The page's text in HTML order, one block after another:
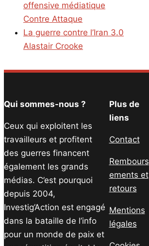
offensive médiatique
Contre Attaque
La guerre contre l’Iran 3.0
Alastair Crooke
Qui sommes-nous ?
Ceux qui exploitent les
travailleurs et profitent
des guerres financent
également les grands
médias. C’est pourquoi
depuis 2004,
Investig’Action est engagé
dans la bataille de l’info
pour un monde de paix et
Plus de
liens
Contact
Rembours
ements et
retours
Mentions
légales